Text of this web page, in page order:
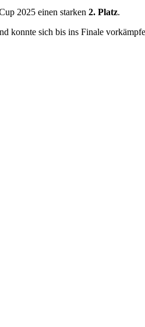
2025 einen starken 2. Platz.
konnte sich bis ins Finale